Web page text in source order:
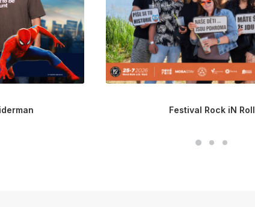
Festival Rock iN Roll